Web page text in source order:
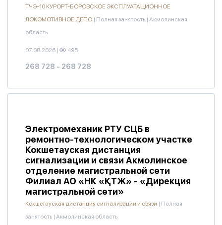
ТЧЭ-10 КУРОРТ-БОРОВСКОЕ ЭКСПЛУАТАЦИОННОЕ
ЛОКОМОТИВНОЕ ДЕПО | Полная занятость | Акмолинская
область
07.08.2026 | 495
268 728 - 268 728
Электромеханик РТУ СЦБ в
ремонтно-технологическом участке
Кокшетауская дистанция
сигнализации и связи Акмолинское
отделение магистральной сети
Филиал АО «НК «ҚТЖ» - «Дирекция
магистральной сети»
Кокшетауская дистанция сигнализации и связи | Полная
занятость | Акмолинская область